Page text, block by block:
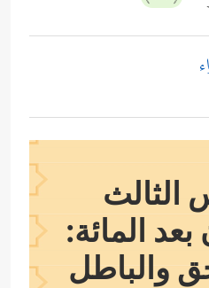
الثالث
المائة:
والباطل